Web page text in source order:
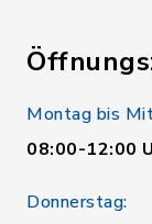
Montag bis
08:00-12:00
Donnerstag: